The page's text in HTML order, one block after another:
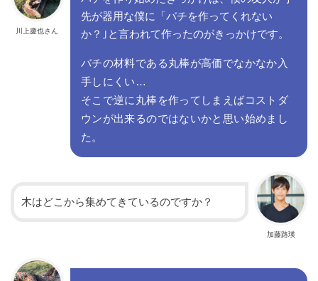
川上慶也さん
先が器用な僕に「バチを作ってくれない
か？｣と言われて作ったのがきっかけです。
バチの材料である丸棒が高価でなかなか入
手しにくい…
そこで逆に丸棒を作ってしまえばコストダ
ウンが出来るのではないかと思い始めまし
た。
加藤路瑛
木はどこから集めてきているのですか？